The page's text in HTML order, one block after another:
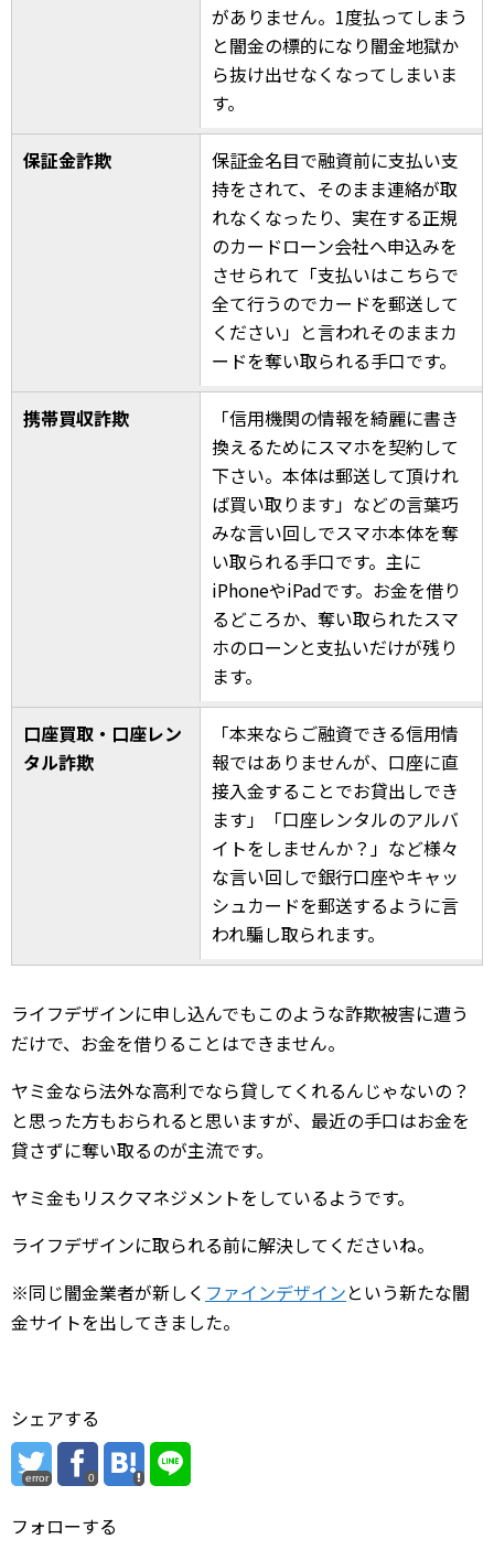
がありません。1度払ってしまう
と闇金の標的になり闇金地獄か
ら抜け出せなくなってしまいま
す。
保証金詐欺
保証金名目で融資前に支払い支
持をされて、そのまま連絡が取
れなくなったり、実在する正規
のカードローン会社へ申込みを
させられて「支払いはこちらで
全て行うのでカードを郵送して
ください」と言われそのままカ
ードを奪い取られる手口です。
携帯買収詐欺
「信用機関の情報を綺麗に書き
換えるためにスマホを契約して
下さい。本体は郵送して頂けれ
ば買い取ります」などの言葉巧
みな言い回しでスマホ本体を奪
い取られる手口です。主に
iPhoneやiPadです。お金を借り
るどころか、奪い取られたスマ
ホのローンと支払いだけが残り
ます。
口座買取・口座レン
タル詐欺
「本来ならご融資できる信用情
報ではありませんが、口座に直
接入金することでお貸出しでき
ます」「口座レンタルのアルバ
イトをしませんか？」など様々
な言い回しで銀行口座やキャッ
シュカードを郵送するように言
われ騙し取られます。
ライフデザインに申し込んでもこのような詐欺被害に遭う
だけで、お金を借りることはできません。
ヤミ金なら法外な高利でなら貸してくれるんじゃないの？
と思った方もおられると思いますが、最近の手口はお金を
貸さずに奪い取るのが主流です。
ヤミ金もリスクマネジメントをしているようです。
ライフデザインに取られる前に解決してくださいね。
※同じ闇金業者が新しく ファインデザインという新たな闇
金サイトを出してきました。
シェアする
error 0
フォローする